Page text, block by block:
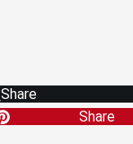
Share
Share